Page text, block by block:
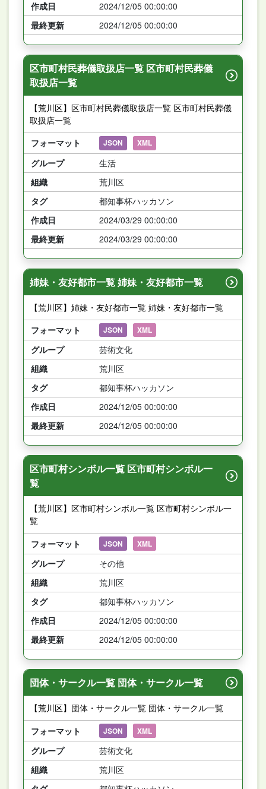
作成日
2024/12/05 00:00:00
最終更新
2024/12/05 00:00:00
区市町村民葬儀取扱店一覧 区市町村民葬儀
取扱店一覧
【荒川区】区市町村民葬儀取扱店一覧 区市町村民葬儀
取扱店一覧
フォーマット
JSON XML
グループ
生活
組織
荒川区
タグ
都知事杯ハッカソン
作成日
2024/03/29 00:00:00
最終更新
2024/03/29 00:00:00
姉妹・友好都市一覧 姉妹・友好都市一覧
【荒川区】姉妹・友好都市一覧 姉妹・友好都市一覧
フォーマット
JSON XML
グループ
芸術文化
組織
荒川区
タグ
都知事杯ハッカソン
作成日
2024/12/05 00:00:00
最終更新
2024/12/05 00:00:00
区市町村シンボル一覧 区市町村シンボル一
覧
【荒川区】区市町村シンボル一覧 区市町村シンボル一
覧
フォーマット
JSON XML
グループ
その他
組織
荒川区
タグ
都知事杯ハッカソン
作成日
2024/12/05 00:00:00
最終更新
2024/12/05 00:00:00
団体・サークル一覧 団体・サークル一覧
【荒川区】団体・サークル一覧 団体・サークル一覧
フォーマット
JSON XML
グループ
芸術文化
組織
荒川区